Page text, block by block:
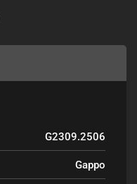
G2309.2506
Gappo